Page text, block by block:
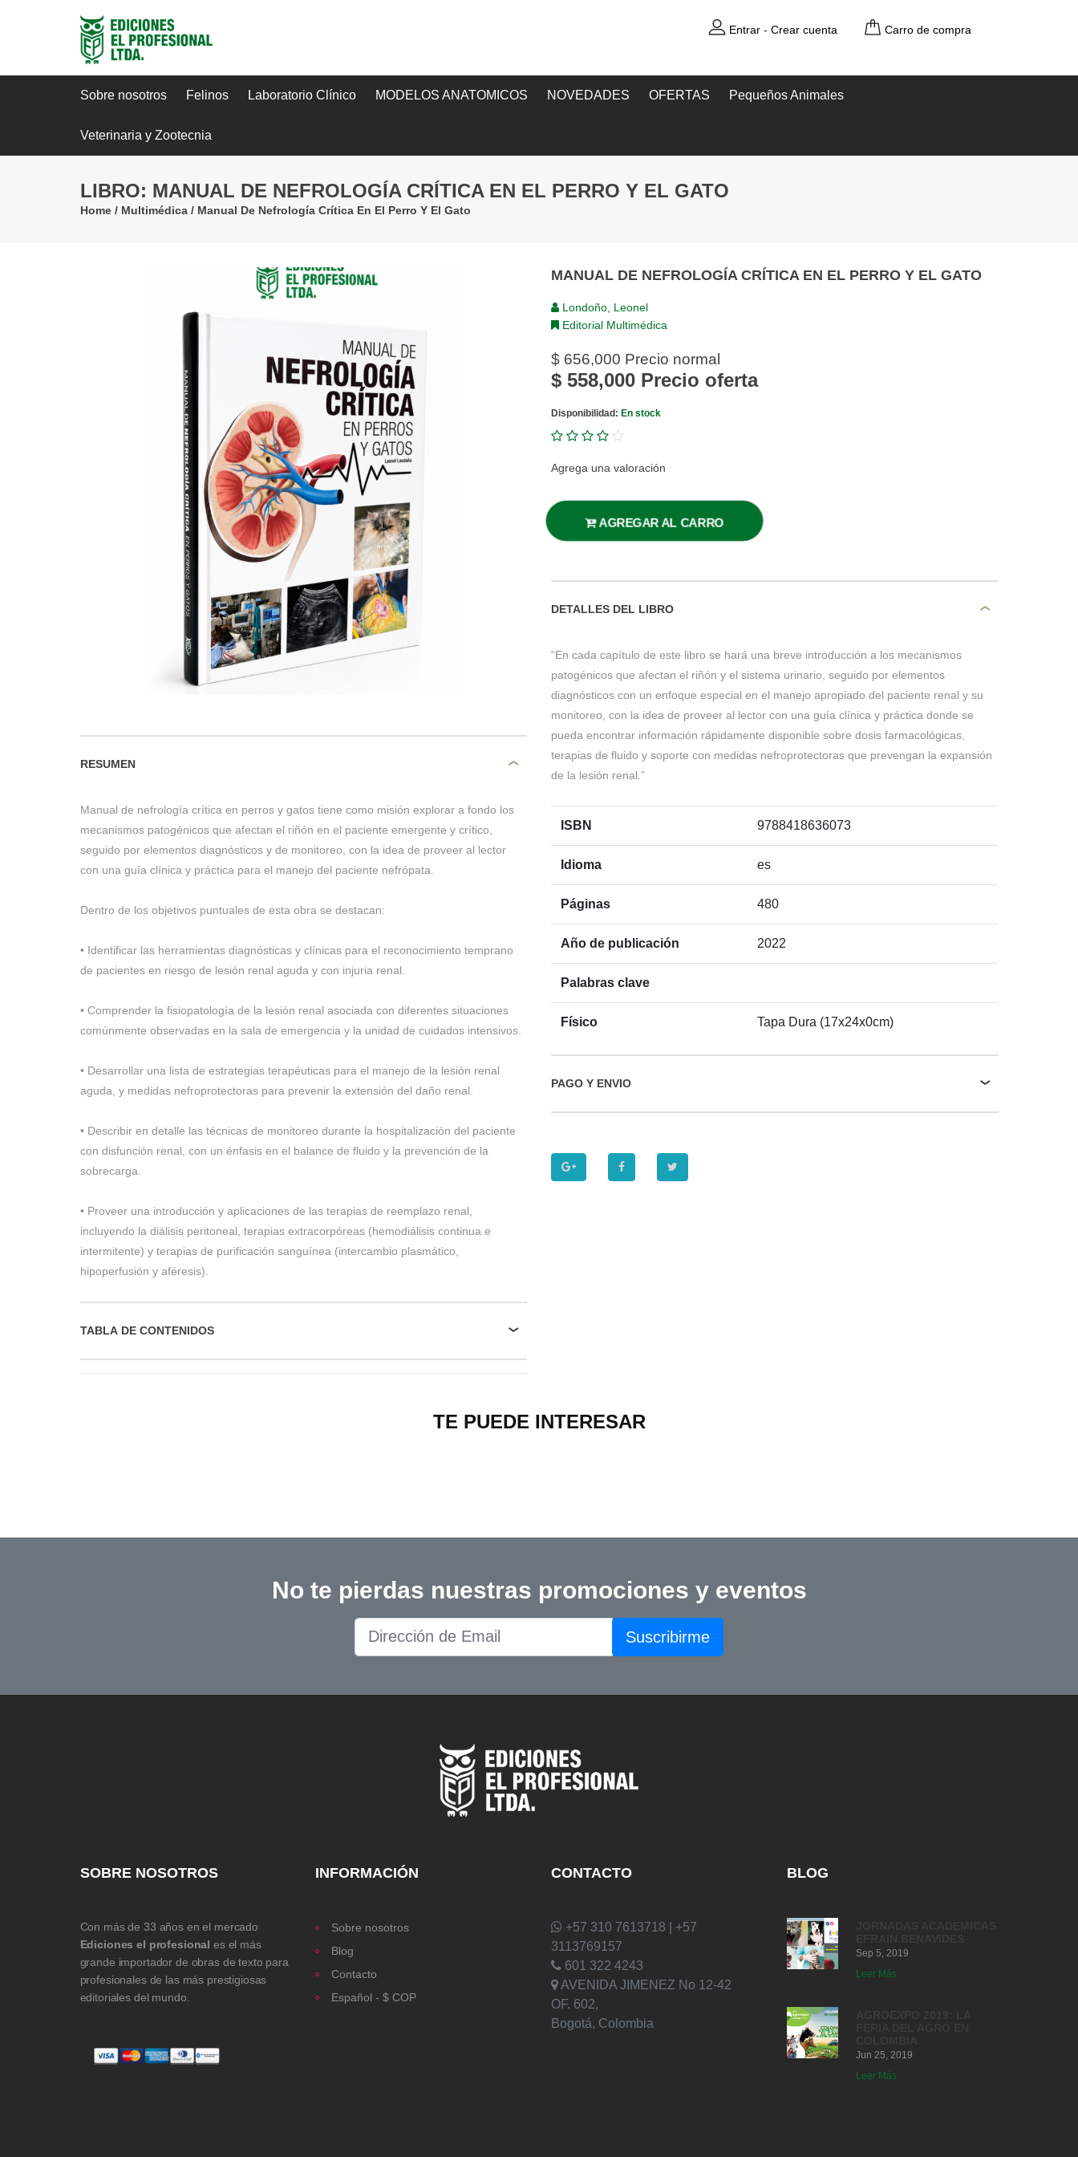
Entrar- Crear cuenta Carro de compra
Sobre nosotros Felinos Laboratorio Clínico MODELOS ANATOMICOS NOVEDADES OFERTAS Pequeños Animales
Veterinaria y Zootecnia
LIBRO: MANUAL DE NEFROLOGÍA CRÍTICA EN EL PERRO Y EL GATO
Home/ Multimédica/ Manual De Nefrología Crítica En El Perro Y El Gato
RESUMEN
Manual de nefrología crítica en perros y gatos tiene como misión explorar a fondo los
mecanismos patogénicos que afectan el riñón en el paciente emergente y crítico,
seguido por elementos diagnósticos y de monitoreo, con la idea de proveer al lector
con una guía clínica y práctica para el manejo del paciente nefrópata.
Dentro de los objetivos puntuales de esta obra se destacan:
• Identificar las herramientas diagnósticas y clínicas para el reconocimiento temprano
de pacientes en riesgo de lesión renal aguda y con injuria renal.
• Comprender la fisiopatología de la lesión renal asociada con diferentes situaciones
comúnmente observadas en la sala de emergencia y la unidad de cuidados intensivos.
• Desarrollar una lista de estrategias terapéuticas para el manejo de la lesión renal
aguda, y medidas nefroprotectoras para prevenir la extensión del daño renal.
• Describir en detalle las técnicas de monitoreo durante la hospitalización del paciente
con disfunción renal, con un énfasis en el balance de fluido y la prevención de la
sobrecarga.
• Proveer una introducción y aplicaciones de las terapias de reemplazo renal,
incluyendo la diálisis peritoneal, terapias extracorpóreas (hemodiálisis continua e
intermitente) y terapias de purificación sanguínea (intercambio plasmático,
hipoperfusión y aféresis).
TABLA DE CONTENIDOS
MANUAL DE NEFROLOGÍA CRÍTICA EN EL PERRO Y EL GATO
Londoño, Leonel
Editorial Multimédica
$ 656,000 Precio normal
$ 558,000 Precio oferta
Disponibilidad: En stock
Agrega una valoración
AGREGAR AL CARRO
DETALLES DEL LIBRO
“En cada capítulo de este libro se hará una breve introducción a los mecanismos
patogénicos que afectan el riñón y el sistema urinario, seguido por elementos
diagnósticos con un enfoque especial en el manejo apropiado del paciente renal y su
monitoreo, con la idea de proveer al lector con una guía clínica y práctica donde se
pueda encontrar información rápidamente disponible sobre dosis farmacológicas,
terapias de fluido y soporte con medidas nefroprotectoras que prevengan la expansión
de la lesión renal.”
ISBN 9788418636073
Idioma es
Páginas 480
Año de publicación 2022
Palabras clave
Físico Tapa Dura (17x24x0cm)
PAGO Y ENVIO
TE PUEDE INTERESAR
No te pierdas nuestras promociones y eventos
Suscribirme
SOBRE NOSOTROS
Con más de 33 años en el mercado
Ediciones el profesional es el más
grande importador de obras de texto para
profesionales de las más prestigiosas
editoriales del mundo.
INFORMACIÓN
Sobre nosotros
Blog
Contacto
Español - $ COP
CONTACTO
+57 310 7613718 | +57
3113769157
601 322 4243
AVENIDA JIMENEZ No 12-42
OF. 602,
Bogotá, Colombia
BLOG
Sep 5, 2019
Leer Más
Jun 25, 2019
Leer Más